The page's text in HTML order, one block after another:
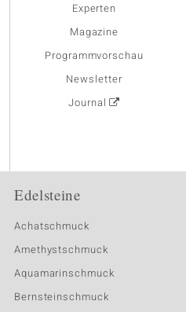
Experten
Magazine
Programmvorschau
Newsletter
Journal
Edelsteine
Achatschmuck
Amethystschmuck
Aquamarinschmuck
Bernsteinschmuck